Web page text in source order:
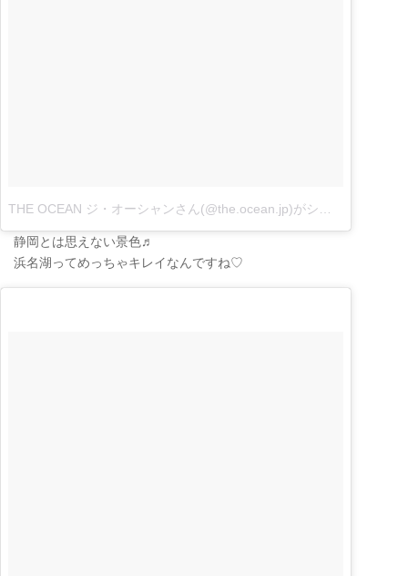
静岡とは思えない景色♬
浜名湖ってめっちゃキレイなんですね♡